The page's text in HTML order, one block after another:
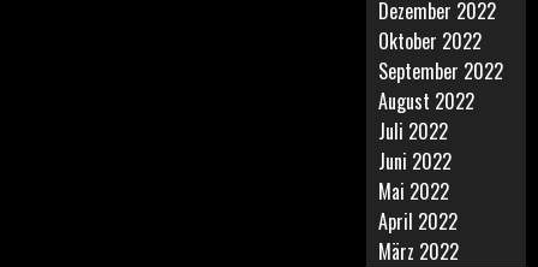
Dezember 2022
Oktober 2022
September 2022
August 2022
Juli 2022
Juni 2022
Mai 2022
April 2022
März 2022